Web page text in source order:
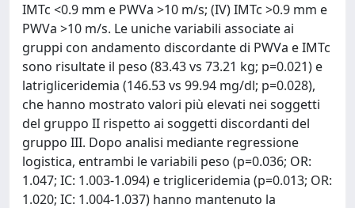
IMTc <0.9 mm e PWVa >10 m/s; (IV) IMTc >0.9 mm e
PWVa >10 m/s. Le uniche variabili associate ai
gruppi con andamento discordante di PWVa e IMTc
sono risultate il peso (83.43 vs 73.21 kg; p=0.021) e
latrigliceridemia (146.53 vs 99.94 mg/dl; p=0.028),
che hanno mostrato valori più elevati nei soggetti
del gruppo II rispetto ai soggetti discordanti del
gruppo III. Dopo analisi mediante regressione
logistica, entrambi le variabili peso (p=0.036; OR:
1.047; IC: 1.003-1.094) e trigliceridemia (p=0.013; OR:
1.020; IC: 1.004-1.037) hanno mantenuto la